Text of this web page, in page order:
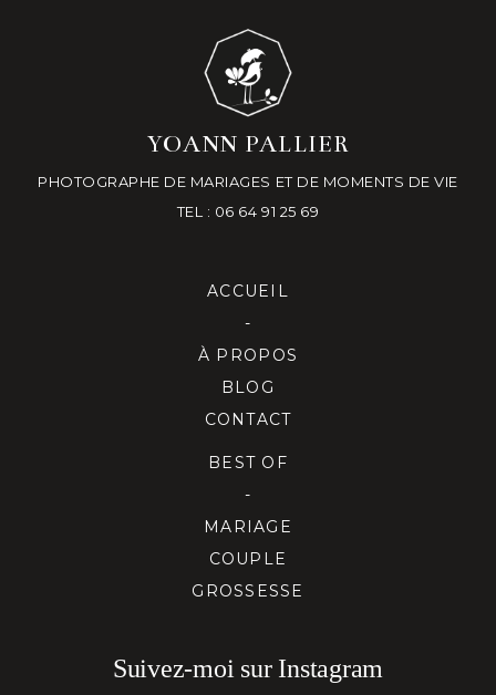
YOANN PALLIER
PHOTOGRAPHE DE MARIAGES ET DE MOMENTS DE VIE
TEL : 06 64 91 25 69
ACCUEIL
-
À PROPOS
BLOG
CONTACT
BEST OF
-
MARIAGE
COUPLE
GROSSESSE
Suivez-moi sur Instagram